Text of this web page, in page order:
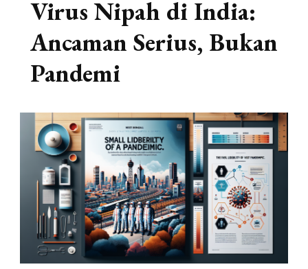
Virus Nipah di India:
Ancaman Serius, Bukan
Pandemi